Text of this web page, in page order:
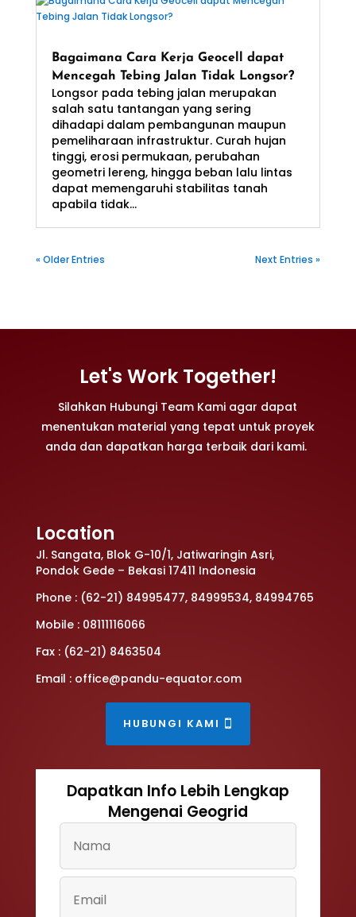
Bagaimana Cara Kerja Geocell dapat
Mencegah Tebing Jalan Tidak Longsor?
Longsor pada tebing jalan merupakan
salah satu tantangan yang sering
dihadapi dalam pembangunan maupun
pemeliharaan infrastruktur. Curah hujan
tinggi, erosi permukaan, perubahan
geometri lereng, hingga beban lalu lintas
dapat memengaruhi stabilitas tanah
apabila tidak...
« Older Entries Next Entries »
Let's Work Together!
Silahkan Hubungi Team Kami agar dapat
menentukan material yang tepat untuk proyek
anda dan dapatkan harga terbaik dari kami.
Location
Jl. Sangata, Blok G-10/1, Jatiwaringin Asri,
Pondok Gede – Bekasi 17411 Indonesia
Phone : (62-21) 84995477, 84999534, 84994765
Mobile : 08111116066
Fax : (62-21) 8463504
Email : office@pandu-equator.com
HUBUNGI KAMI
Dapatkan Info Lebih Lengkap
Mengenai Geogrid